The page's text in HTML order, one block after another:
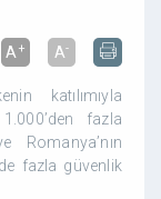
A+ A-
katılımıyla
fazla
Romanya’nın
fazla güvenlik